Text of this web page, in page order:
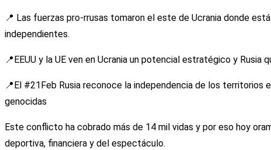
📍 Las fuerzas pro-rrusas tomaron el este de Ucrania donde
independientes.
📍EEUU y la UE ven en Ucrania un potencial estratégico y
📍El #21Feb Rusia reconoce la independencia de los territorios
genocidas
Este conflicto ha cobrado más de 14 mil vidas y por eso hoy
deportiva, financiera y del espectáculo.